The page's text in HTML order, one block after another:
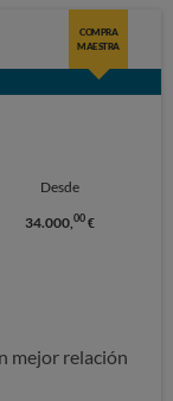
COMPRA
MAESTRA
Desde
34.000, 00€
mejor relación